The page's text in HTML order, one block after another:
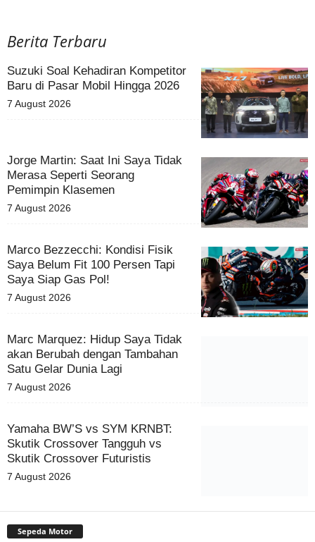
Berita Terbaru
Suzuki Soal Kehadiran Kompetitor
Baru di Pasar Mobil Hingga 2026
7 August 2026
Jorge Martin: Saat Ini Saya Tidak
Merasa Seperti Seorang
Pemimpin Klasemen
7 August 2026
Marco Bezzecchi: Kondisi Fisik
Saya Belum Fit 100 Persen Tapi
Saya Siap Gas Pol!
7 August 2026
Marc Marquez: Hidup Saya Tidak
akan Berubah dengan Tambahan
Satu Gelar Dunia Lagi
7 August 2026
Yamaha BW’S vs SYM KRNBT:
Skutik Crossover Tangguh vs
Skutik Crossover Futuristis
7 August 2026
Sepeda Motor